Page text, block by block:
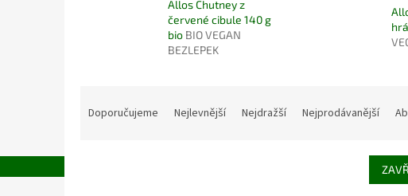
Allos Chutney z
červené cibule 140 g
bio BIO VEGAN
BEZLEPEK
Doporučujeme Nejlevnější Nejdražší Nejprodávanější